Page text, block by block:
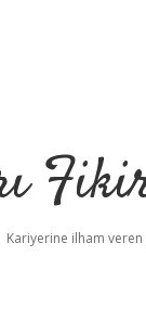
Kariyerine ilham